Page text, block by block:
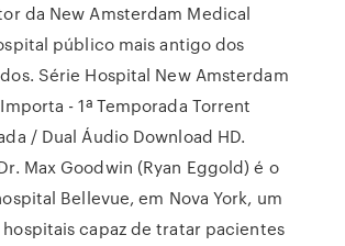
da New Amsterdam Medical
público mais antigo dos
Série Hospital New Amsterdam
- 1ª Temporada Torrent
/ Dual Áudio Download HD.
Max Goodwin (Ryan Eggold) é o
Bellevue, em Nova York, um
capaz de tratar pacientes